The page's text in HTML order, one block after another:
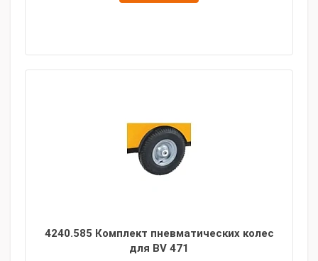
4240.585 Комплект пневматических колес
для BV 471